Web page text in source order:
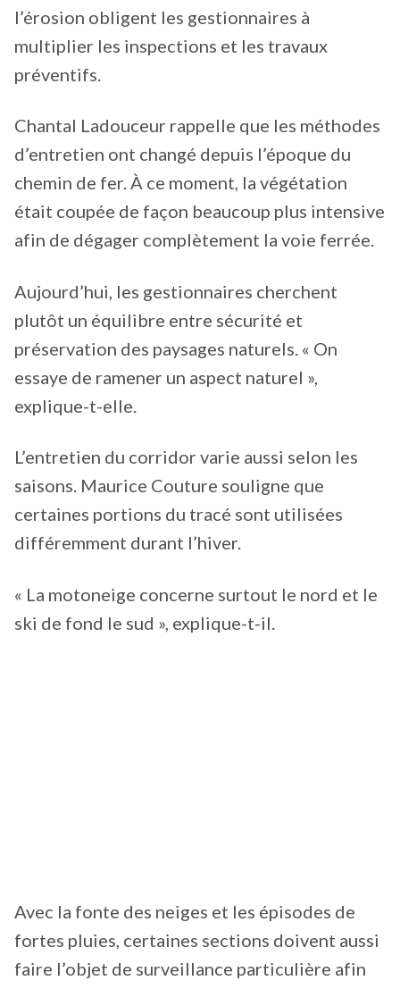
l’érosion obligent les gestionnaires à
multiplier les inspections et les travaux
préventifs.
Chantal Ladouceur rappelle que les méthodes
d’entretien ont changé depuis l’époque du
chemin de fer. À ce moment, la végétation
était coupée de façon beaucoup plus intensive
afin de dégager complètement la voie ferrée.
Aujourd’hui, les gestionnaires cherchent
plutôt un équilibre entre sécurité et
préservation des paysages naturels. « On
essaye de ramener un aspect naturel »,
explique-t-elle.
L’entretien du corridor varie aussi selon les
saisons. Maurice Couture souligne que
certaines portions du tracé sont utilisées
différemment durant l’hiver.
« La motoneige concerne surtout le nord et le
ski de fond le sud », explique-t-il.
Avec la fonte des neiges et les épisodes de
fortes pluies, certaines sections doivent aussi
faire l’objet de surveillance particulière afin